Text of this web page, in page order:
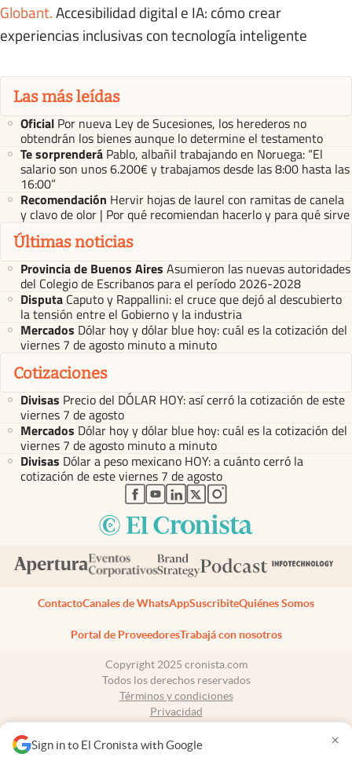
Sign in to El Cronista with Google ×
Globant.Accesibilidad digital e IA: cómo crear
experiencias inclusivas con tecnología inteligente
Las más leídas
Oficial Por nueva Ley de Sucesiones, los herederos no
obtendrán los bienes aunque lo determine el testamento
Te sorprenderá Pablo, albañil trabajando en Noruega: “El
salario son unos 6.200€ y trabajamos desde las 8:00 hasta las
16:00”
Recomendación Hervir hojas de laurel con ramitas de canela
y clavo de olor | Por qué recomiendan hacerlo y para qué sirve
Últimas noticias
Provincia de Buenos Aires Asumieron las nuevas autoridades
del Colegio de Escribanos para el período 2026-2028
Disputa Caputo y Rappallini: el cruce que dejó al descubierto
la tensión entre el Gobierno y la industria
Mercados Dólar hoy y dólar blue hoy: cuál es la cotización del
viernes 7 de agosto minuto a minuto
Cotizaciones
Divisas Precio del DÓLAR HOY: así cerró la cotización de este
viernes 7 de agosto
Mercados Dólar hoy y dólar blue hoy: cuál es la cotización del
viernes 7 de agosto minuto a minuto
Divisas Dólar a peso mexicano HOY: a cuánto cerró la
cotización de este viernes 7 de agosto
abre en nueva pestaña
abre en nueva pestaña
abre en nueva pestaña
abre en nueva pestaña
abre en nueva pestaña
ContactoCanales de WhatsAppSuscribiteQuiénes Somos
Portal de ProveedoresTrabajá con nosotros
Copyright 2025 cronista.com
Todos los derechos reservados
Términos y condiciones
Privacidad
Tel: +54 11 7078-3270